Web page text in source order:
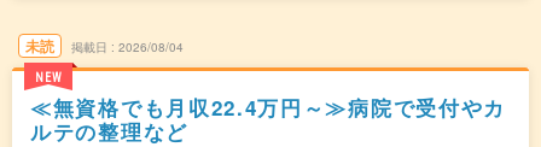
未読
NEW
掲載日 2026/08/04
≪無資格でも月収22.4万円～≫病院で受付やカ
ルテの整理など